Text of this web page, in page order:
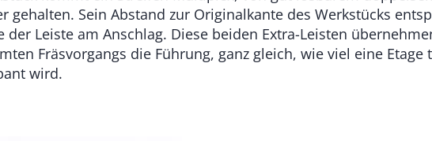
gehalten. Sein Abstand zur Originalkante des Werkstücks
der Leiste am Anschlag. Diese beiden Extra-Leisten
Fräsvorgangs die Führung, ganz gleich, wie viel eine Etage
wird.